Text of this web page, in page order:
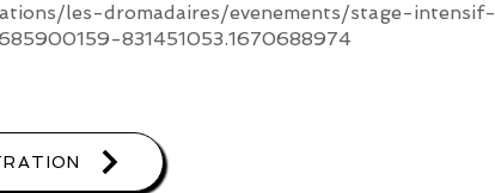
les-dromadaires/evenements/stage-intensif-
831451053.1670688974